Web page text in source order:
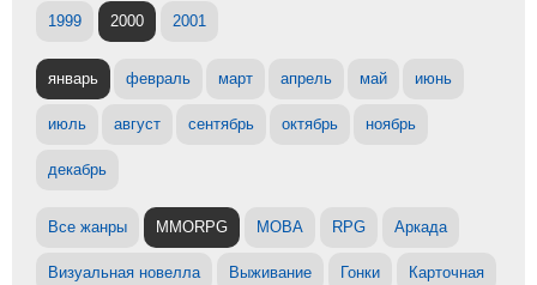
1999 2000 2001
январь февраль март апрель май июнь
июль август сентябрь октябрь ноябрь
декабрь
Все жанры MMORPG MOBA RPG Аркада
Визуальная новелла Выживание Гонки Карточная